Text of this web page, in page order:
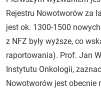
Rejestru Nowotworów za
jest ok. 1300-1500
z NFZ były wyższe, co
raportowania). Prof. Jan
Instytutu Onkologii,
Nowotworów jest obecnie